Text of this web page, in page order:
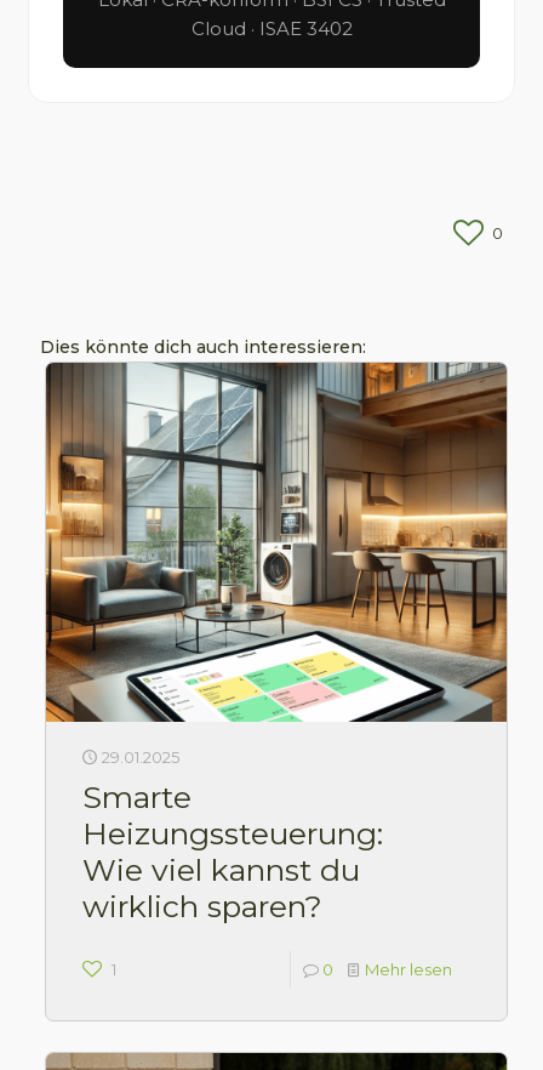
Cloud · ISAE 3402
0
Dies könnte dich auch interessieren:
29.01.2025
Smarte
Heizungssteuerung:
Wie viel kannst du
wirklich sparen?
1 0 Mehr lesen